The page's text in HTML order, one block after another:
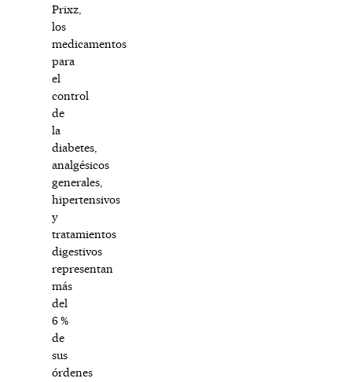
Prixz,
los
medicamentos
para
el
control
de
la
diabetes,
analgésicos
generales,
hipertensivos
y
tratamientos
digestivos
representan
más
del
6 %
de
sus
órdenes